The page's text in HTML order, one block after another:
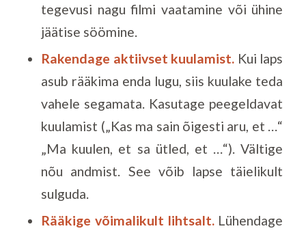
tegevusi nagu filmi vaatamine või ühine
jäätise söömine.
Rakendage aktiivset kuulamist. Kui laps
asub rääkima enda lugu, siis kuulake teda
vahele segamata. Kasutage peegeldavat
kuulamist („Kas ma sain õigesti aru, et …“
„Ma kuulen, et sa ütled, et …“). Vältige
nõu andmist. See võib lapse täielikult
sulguda.
Rääkige võimalikult lihtsalt.Lühendage